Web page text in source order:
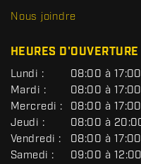
R
Nous joindre
HEURES D'OUVERTURE
G
É
N
É
R
A
L
Lundi :
08:00 à 17:00
Mardi :
08:00 à 17:00
Mercredi :
08:00 à 17:00
Jeudi :
08:00 à
Vendredi :
08:00 à 17:00
Samedi :
09:00 à 12:00